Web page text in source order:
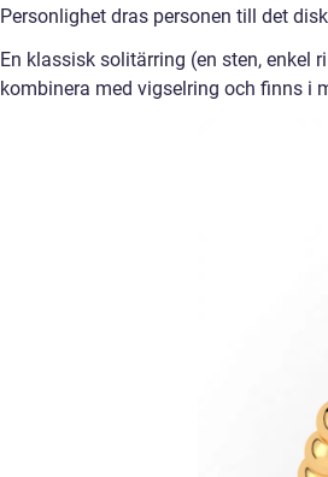
Personlighet dras personen till det
En klassisk solitärring (en sten, enkel
kombinera med vigselring och finns i